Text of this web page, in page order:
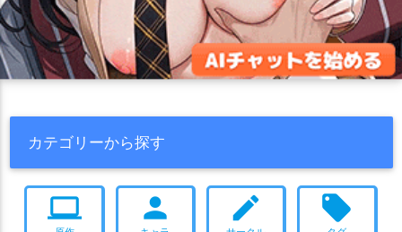
カテゴリーから探す
computer person create local_offer